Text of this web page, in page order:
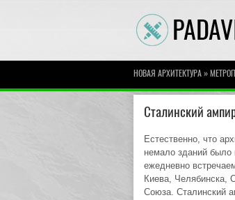
НОВАЯ АРХИТЕКТУРА»
Сталинский
Естественно, что
немало зданий было
ежедневно
Киева, Челябинска,
Союза. Сталинский